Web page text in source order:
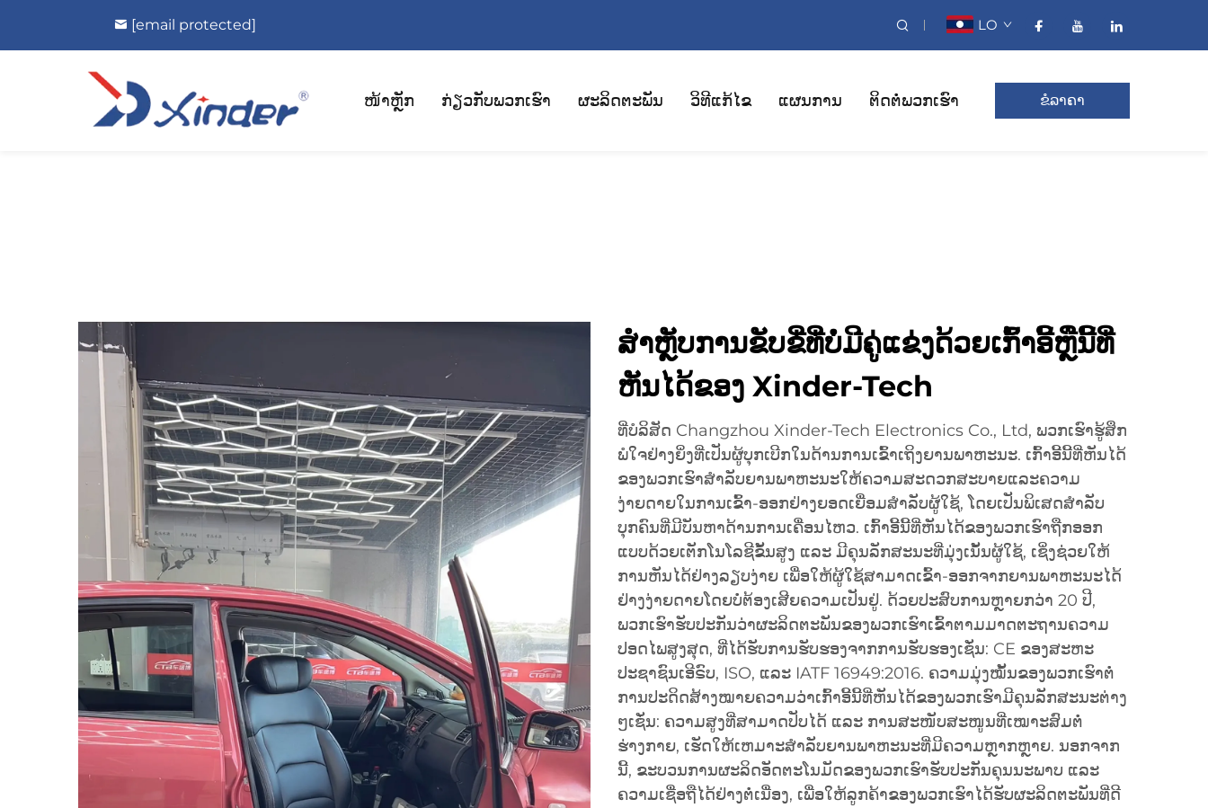
[email protected] LO
ໜ້າຫຼັກ ກ່ຽວກັບພວກເຮົາ ຜະລິດຕະພັນ ວິທີແກ້ໄຂ ແຜນການ ຕິດຕໍ່ພວກເຮົາ ຂໍລາຄາ
ສຳຫຼັບການຂັບຂີ່ທີ່ບໍ່ມີຄູ່ແຂ່ງດ້ວຍເກົ້າອີ້ຫຼືນີ້ທີ່
ຫັນໄດ້ຂອງ Xinder-Tech
ທີ່ບໍລິສັດ Changzhou Xinder-Tech Electronics Co., Ltd, ພວກເຮົາຮູ້ສຶກ
ພໍໃຈຢ່າງຍິ່ງທີ່ເປັນຜູ້ບຸກເບີກໃນດ້ານການເຂົ້າເຖິງຍານພາຫະນະ. ເກົ້າອີ້ນີ້ທີ່ຫັນໄດ້
ຂອງພວກເຮົາສຳລັບຍານພາຫະນະໃຫ້ຄວາມສະດວກສະບາຍແລະຄວາມ
ງ່າຍດາຍໃນການເຂົ້າ-ອອກຢ່າງຍອດເຍື່ອມສຳລັບຜູ້ໃຊ້, ໂດຍເປັນພິເສດສຳລັບ
ບຸກຄົນທີ່ມີບັນຫາດ້ານການເຄື່ອນໄຫວ. ເກົ້າອີ້ນີ້ທີ່ຫັນໄດ້ຂອງພວກເຮົາຖືກອອກ
ແບບດ້ວຍເຕັກໂນໂລຊີຂັ້ນສູງ ແລະ ມີຄຸນລັກສະນະທີ່ມຸ່ງເນັ້ນຜູ້ໃຊ້, ເຊິ່ງຊ່ວຍໃຫ້
ການຫັນໄດ້ຢ່າງລຽບງ່າຍ ເພື່ອໃຫ້ຜູ້ໃຊ້ສາມາດເຂົ້າ-ອອກຈາກຍານພາຫະນະໄດ້
ຢ່າງງ່າຍດາຍໂດຍບໍ່ຕ້ອງເສີຍຄວາມເປັນຢູ່. ດ້ວຍປະສົບການຫຼາຍກວ່າ 20 ປີ,
ພວກເຮົາຮັບປະກັນວ່າຜະລິດຕະພັນຂອງພວກເຮົາເຂົ້າຕາມມາດຕະຖານຄວາມ
ປອດໄພສູງສຸດ, ທີ່ໄດ້ຮັບການຮັບຮອງຈາກການຮັບຮອງເຊັ່ນ: CE ຂອງສະຫະ
ປະຊາຊົນເອີຣົບ, ISO, ແລະ IATF 16949:2016. ຄວາມມຸ່ງໝັ້ນຂອງພວກເຮົາຕໍ່
ການປະດິດສ້າງໝາຍຄວາມວ່າເກົ້າອີ້ນີ້ທີ່ຫັນໄດ້ຂອງພວກເຮົາມີຄຸນລັກສະນະຕ່າງ
ໆເຊັ່ນ: ຄວາມສູງທີ່ສາມາດປັບໄດ້ ແລະ ການສະໜັບສະໜູນທີ່ເໝາະສົມຕໍ່
ຮ່າງກາຍ, ເຮັດໃຫ້ເຫມາະສຳລັບຍານພາຫະນະທີ່ມີຄວາມຫຼາກຫຼາຍ. ນອກຈາກ
ນີ້, ຂະບວນການຜະລິດອັດຕະໂນມັດຂອງພວກເຮົາຮັບປະກັນຄຸນນະພາບ ແລະ
ຄວາມເຊື່ອຖືໄດ້ຢ່າງຕໍ່ເນື່ອງ, ເພື່ອໃຫ້ລູກຄ້າຂອງພວກເຮົາໄດ້ຮັບຜະລິດຕະພັນທີ່ດີ